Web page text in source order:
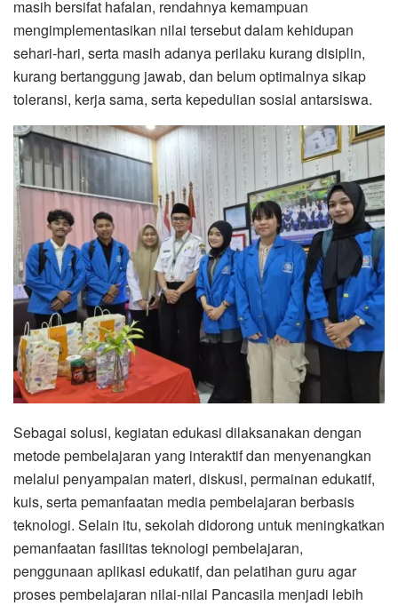
masih bersifat hafalan, rendahnya kemampuan
mengimplementasikan nilai tersebut dalam kehidupan
sehari-hari, serta masih adanya perilaku kurang disiplin,
kurang bertanggung jawab, dan belum optimalnya sikap
toleransi, kerja sama, serta kepedulian sosial antarsiswa.
Sebagai solusi, kegiatan edukasi dilaksanakan dengan
metode pembelajaran yang interaktif dan menyenangkan
melalui penyampaian materi, diskusi, permainan edukatif,
kuis, serta pemanfaatan media pembelajaran berbasis
teknologi. Selain itu, sekolah didorong untuk meningkatkan
pemanfaatan fasilitas teknologi pembelajaran,
penggunaan aplikasi edukatif, dan pelatihan guru agar
proses pembelajaran nilai-nilai Pancasila menjadi lebih